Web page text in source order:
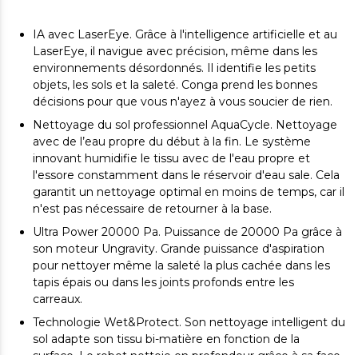
IA avec LaserEye. Grâce à l'intelligence artificielle et au
LaserEye, il navigue avec précision, même dans les
environnements désordonnés. Il identifie les petits
objets, les sols et la saleté. Conga prend les bonnes
décisions pour que vous n'ayez à vous soucier de rien.
Nettoyage du sol professionnel AquaCycle. Nettoyage
avec de l’eau propre du début à la fin. Le système
innovant humidifie le tissu avec de l'eau propre et
l'essore constamment dans le réservoir d'eau sale. Cela
garantit un nettoyage optimal en moins de temps, car il
n'est pas nécessaire de retourner à la base.
Ultra Power 20000 Pa. Puissance de 20000 Pa grâce à
son moteur Ungravity. Grande puissance d'aspiration
pour nettoyer même la saleté la plus cachée dans les
tapis épais ou dans les joints profonds entre les
carreaux.
Technologie Wet&Protect. Son nettoyage intelligent du
sol adapte son tissu bi-matière en fonction de la